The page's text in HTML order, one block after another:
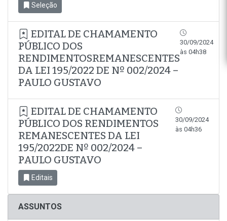
Seleção
EDITAL DE CHAMAMENTO
PÚBLICO DOS
RENDIMENTOSREMANESCENTES
DA LEI 195/2022 DE Nº 002/2024 –
PAULO GUSTAVO
30/09/2024
às 04h38
EDITAL DE CHAMAMENTO
PÚBLICO DOS RENDIMENTOS
REMANESCENTES DA LEI
195/2022DE Nº 002/2024 –
PAULO GUSTAVO
30/09/2024
às 04h36
Editais
ASSUNTOS